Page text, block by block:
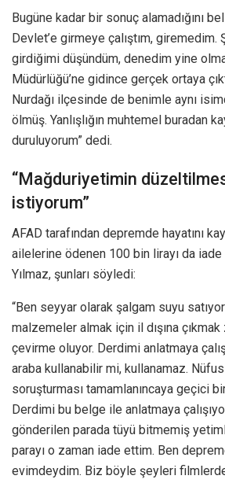
Bugüne kadar bir sonuç alamadığını
Devlet’e girmeye çalıştım, giremedim.
girdiğimi düşündüm, denedim yine
Müdürlüğü’ne gidince gerçek ortaya
Nurdağı ilçesinde de benimle aynı
ölmüş. Yanlışlığın muhtemel buradan
duruluyorum” dedi.
“Mağduriyetimin
istiyorum”
AFAD tarafından depremde hayatını
ailelerine ödenen 100 bin lirayı da
Yılmaz, şunları söyledi:
“Ben seyyar olarak şalgam suyu
malzemeler almak için il dışına çıkmak
çevirme oluyor. Derdimi anlatmaya
araba kullanabilir mi, kullanamaz.
soruşturması tamamlanıncaya geçici
Derdimi bu belge ile anlatmaya
gönderilen parada tüyü bitmemiş
parayı o zaman iade ettim. Ben
evimdeydim. Biz böyle şeyleri